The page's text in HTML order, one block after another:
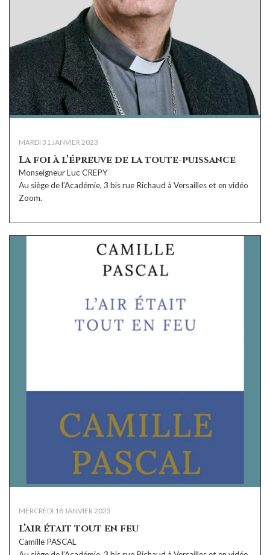
MARDI 31 JANVIER 2023
La foi à l’épreuve de la toute-puissance
Monseigneur Luc CREPY
Au siège de l’Académie, 3 bis rue Richaud à Versailles et en vidéo
Zoom.
MERCREDI 18 JANVIER 2023
L’air était tout en feu
Camille PASCAL